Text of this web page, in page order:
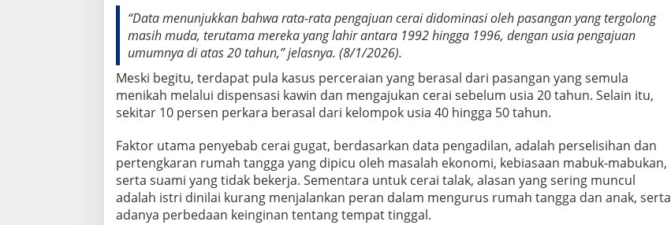
n
g
a
m
a
K
w
n
a
n
g
M
“Data menunjukkan bahwa rata-rata pengajuan cerai didominasi oleh pasangan yang tergolong
masih muda, terutama mereka yang lahir antara 1992 hingga 1996, dengan usia pengajuan
umumnya di atas 20 tahun,” jelasnya. (8/1/2026).
Meski begitu, terdapat pula kasus perceraian yang berasal dari pasangan yang semula
menikah melalui dispensasi kawin dan mengajukan cerai sebelum usia 20 tahun. Selain itu,
sekitar 10 persen perkara berasal dari kelompok usia 40 hingga 50 tahun.
Faktor utama penyebab cerai gugat, berdasarkan data pengadilan, adalah perselisihan dan
pertengkaran rumah tangga yang dipicu oleh masalah ekonomi, kebiasaan mabuk-mabukan,
serta suami yang tidak bekerja. Sementara untuk cerai talak, alasan yang sering muncul
adalah istri dinilai kurang menjalankan peran dalam mengurus rumah tangga dan anak, serta
adanya perbedaan keinginan tentang tempat tinggal.